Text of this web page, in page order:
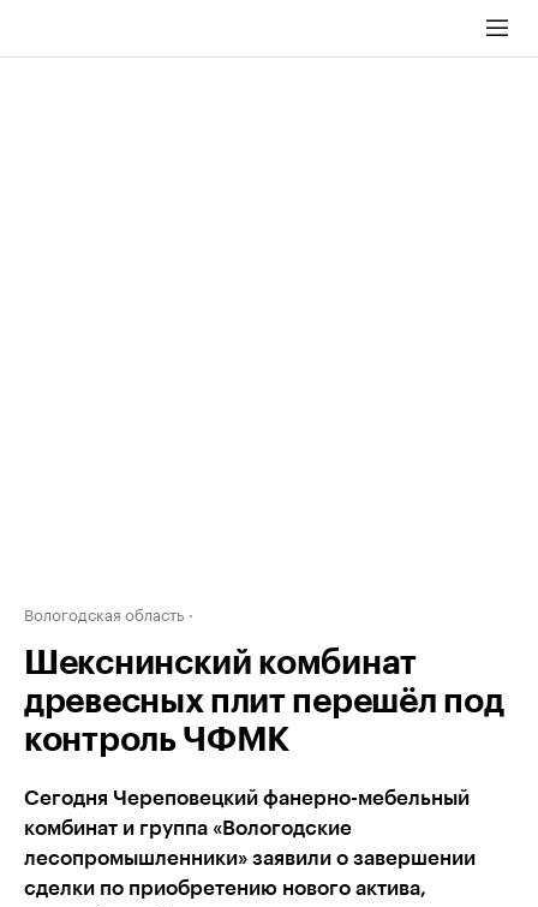
Вологодская область
Шекснинский комбинат
древесных плит перешёл под
контроль ЧФМК
Сегодня Череповецкий фанерно-мебельный
комбинат и группа «Вологодские
лесопромышленники» заявили о завершении
сделки по приобретению нового актива,